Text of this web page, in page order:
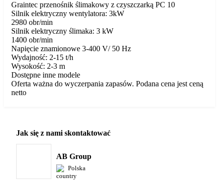
Graintec przenośnik ślimakowy z czyszczarką PC 10
Silnik elektryczny wentylatora: 3kW
2980 obr/min
Silnik elektryczny ślimaka: 3 kW
1400 obr/min
Napięcie znamionowe 3-400 V/ 50 Hz
Wydajność: 2-15 t/h
Wysokość: 2-3 m
Dostępne inne modele
Oferta ważna do wyczerpania zapasów. Podana cena jest ceną
netto
Jak się z nami skontaktować
AB Group
Polska